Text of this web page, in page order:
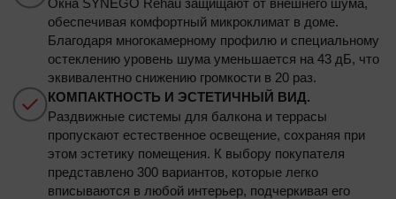
обеспечивая комфортный микроклимат в доме.
Благодаря многокамерному профилю и специальному
остеклению уровень шума уменьшается на 43 дБ, что
эквивалентно снижению громкости в 20 раз.
КОМПАКТНОСТЬ И ЭСТЕТИЧНЫЙ ВИД.
Раздвижные системы для балкона и террасы
пропускают естественное освещение, сохраняя при
этом эстетику помещения. К выбору покупателя
представлено 300 вариантов, которые легко
вписываются в любой интерьер, подчеркивая его